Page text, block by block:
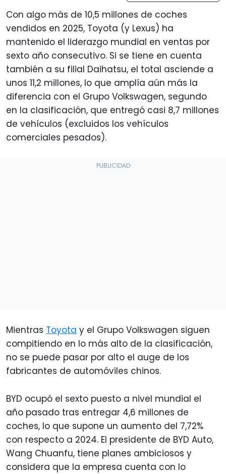
Con algo más de 10,5 millones de coches
vendidos en 2025, Toyota (y Lexus) ha
mantenido el liderazgo mundial en ventas por
sexto año consecutivo. Si se tiene en cuenta
también a su filial Daihatsu, el total asciende a
unos 11,2 millones, lo que amplía aún más la
diferencia con el Grupo Volkswagen, segundo
en la clasificación, que entregó casi 8,7 millones
de vehículos (excluidos los vehículos
comerciales pesados).
Mientras Toyota y el Grupo Volkswagen siguen
compitiendo en lo más alto de la clasificación,
no se puede pasar por alto el auge de los
fabricantes de automóviles chinos.
BYD ocupó el sexto puesto a nivel mundial el
año pasado tras entregar 4,6 millones de
coches, lo que supone un aumento del 7,72%
con respecto a 2024. El presidente de BYD Auto,
Wang Chuanfu, tiene planes ambiciosos y
considera que la empresa cuenta con lo